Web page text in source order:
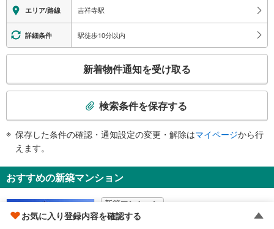
会堂、三鷹の森ジブリ美術館、井の頭恩賜公園、井の頭自然文化園、吉祥寺西
口交番、パークロード、三鷹労働基準監督署、吉祥寺南町、御殿山、井の頭、
三鷹市下連雀、調布市、深大寺、井の頭通り、神代植物公園、タクシーのりば
地上⇔改札⇔ホーム：○
【京王電鉄】
地上⇔改札⇔ホーム：○
エレベータ
【ＪＲ】
・各ホーム⇔中央改札・公園口改札
【京王電鉄】
・改札⇔ＪＲ線公園口改札階⇔地上
【ＪＲ】
・各ホーム⇔中央改札・公園口改札
・公園口改札⇔公園口（南口）
【京王電鉄】
・改札⇔ＪＲ線公園口改札階⇔地上
トイレ
【ＪＲ】
《多機能トイレ》
エリア/路線 吉祥寺駅
詳細条件 駅徒歩10分以内
検
知
を
け
取
新着物件通知を受け取る
検索条件を保存する
保存した条件の確認・通知設定の変更・解除はマイページから行
えます。
おすすめの新築マンション
新築マンション
ブランシエラ三鷹下連雀ローレルコート
お気に入り登録内容を確認する